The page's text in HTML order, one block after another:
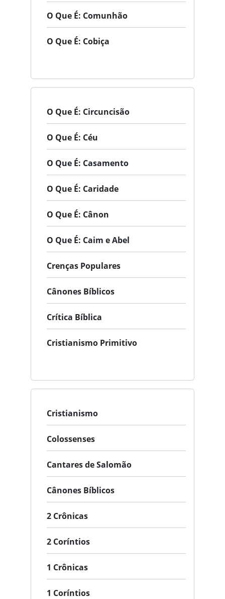
O Que É: Comunhão
O Que É: Cobiça
O Que É: Circuncisão
O Que É: Céu
O Que É: Casamento
O Que É: Caridade
O Que É: Cânon
O Que É: Caim e Abel
Crenças Populares
Cânones Bíblicos
Crítica Bíblica
Cristianismo Primitivo
Cristianismo
Colossenses
Cantares de Salomão
Cânones Bíblicos
2 Crônicas
2 Coríntios
1 Crônicas
1 Coríntios